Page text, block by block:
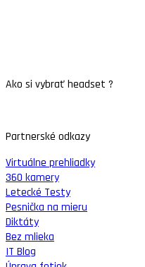
Ako si vybrať headset ?
Partnerské odkazy
Virtuálne prehliadky
360 kamery
Letecké Testy
Pesnička na mieru
Diktáty
Bez mlieka
IT Blog